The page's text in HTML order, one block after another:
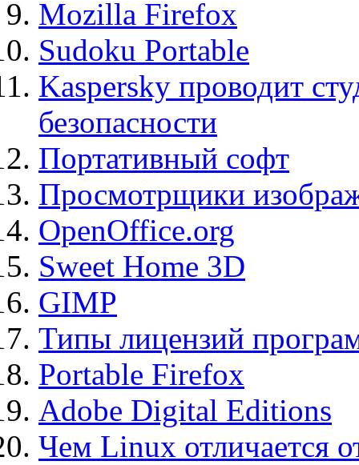
Mozilla Firefox
Sudoku Portable
Kaspersky проводит
безопасности
Портативный софт
Просмотрщики
OpenOffice.org
Sweet Home 3D
GIMP
Типы лицензий
Portable Firefox
Adobe Digital Editions
Чем Linux отличается